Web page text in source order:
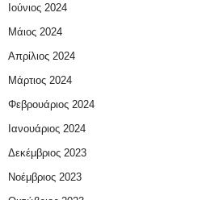
Ιούνιος 2024
Μάιος 2024
Απρίλιος 2024
Μάρτιος 2024
Φεβρουάριος 2024
Ιανουάριος 2024
Δεκέμβριος 2023
Νοέμβριος 2023